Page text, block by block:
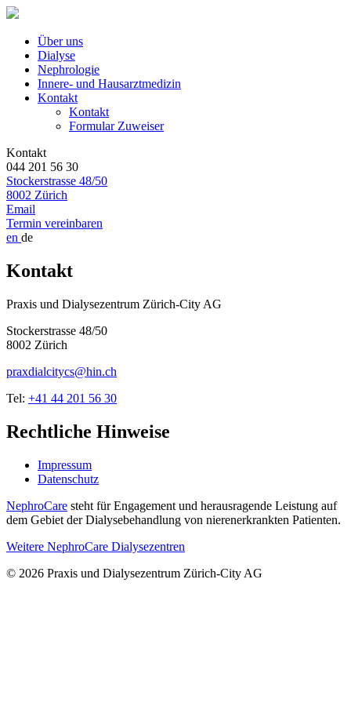
Über uns
Dialyse
Nephrologie
Innere- und Hausarztmedizin
Kontakt
Kontakt
Formular Zuweiser
Kontakt
044 201 56 30
Stockerstrasse 48/50
8002 Zürich
Email
Termin vereinbaren
en de
Kontakt
Praxis und Dialysezentrum Zürich-City AG
Stockerstrasse 48/50
8002 Zürich
praxdialcitycs@hin.ch
Tel: +41 44 201 56 30
Rechtliche Hinweise
Impressum
Datenschutz
NephroCare steht für Engagement und herausragende Leistung auf
dem Gebiet der Dialysebehandlung von nierenerkrankten Patienten.
Weitere NephroCare Dialysezentren
© 2026 Praxis und Dialysezentrum Zürich-City AG